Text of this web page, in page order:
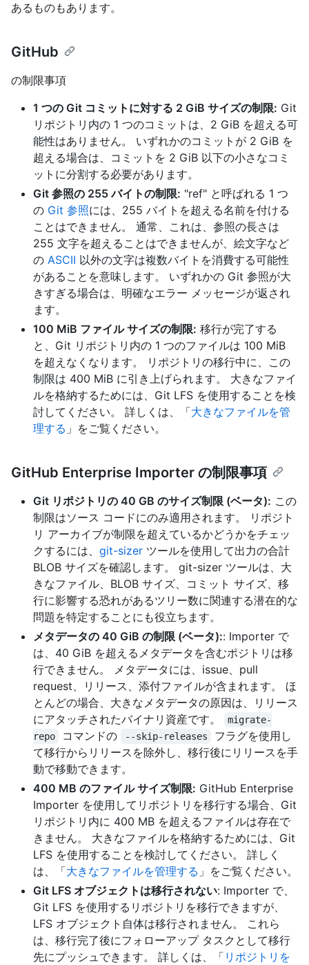
あるものもあります。
GitHub
の制限事項
1 つの Git コミットに対する 2 GiB サイズの制限: Git
リポジトリ内の 1 つのコミットは、2 GiB を超える可
能性はありません。 いずれかのコミットが 2 GiB を
超える場合は、コミットを 2 GiB 以下の小さなコミ
ットに分割する必要があります。
Git 参照の 255 バイトの制限: "ref" と呼ばれる 1 つ
の Git 参照には、255 バイトを超える名前を付ける
ことはできません。 通常、これは、参照の長さは
255 文字を超えることはできませんが、絵文字など
の ASCII 以外の文字は複数バイトを消費する可能性
があることを意味します。 いずれかの Git 参照が大
きすぎる場合は、明確なエラー メッセージが返され
ます。
100 MiB ファイル サイズの制限: 移行が完了する
と、Git リポジトリ内の 1 つのファイルは 100 MiB
を超えなくなります。 リポジトリの移行中に、この
制限は 400 MiB に引き上げられます。 大きなファイ
ルを格納するためには、Git LFS を使用することを検
討してください。 詳しくは、「大きなファイルを管
理する 」をご覧ください。
GitHub Enterprise Importer の制限事項
Git リポジトリの 40 GB のサイズ制限 (ベータ): この
制限はソース コードにのみ適用されます。 リポジト
リ アーカイブが制限を超えているかどうかをチェッ
クするには、 git-sizer ツールを使用して出力の合計
BLOB サイズを確認します。 git-sizer ツールは、大
きなファイル、BLOB サイズ、コミット サイズ、移
行に影響する恐れがあるツリー数に関連する潜在的な
問題を特定することにも役立ちます。
メタデータの 40 GiB の制限 (ベータ):: Importer で
は、40 GiB を超えるメタデータを含むポジトリは移
行できません。 メタデータには、issue、pull
request、リリース、添付ファイルが含まれます。 ほ
とんどの場合、大きなメタデータの原因は、リリース
にアタッチされたバイナリ資産です。
migrate-
repo
コマンドの --skip-releases
フラグを使用し
て移行からリリースを除外し、移行後にリリースを手
動で移動できます。
400 MB のファイル サイズ制限: GitHub Enterprise
Importer を使用してリポジトリを移行する場合、Git
リポジトリ内に 400 MB を超えるファイルは存在で
きません。 大きなファイルを格納するためには、Git
LFS を使用することを検討してください。 詳しく
は、「大きなファイルを管理する 」をご覧ください。
Git LFS オブジェクトは移行されない: Importer で、
Git LFS を使用するリポジトリを移行できますが、
LFS オブジェクト自体は移行されません。 これら
は、移行完了後にフォローアップ タスクとして移行
先にプッシュできます。 詳しくは、「 リポジトリを